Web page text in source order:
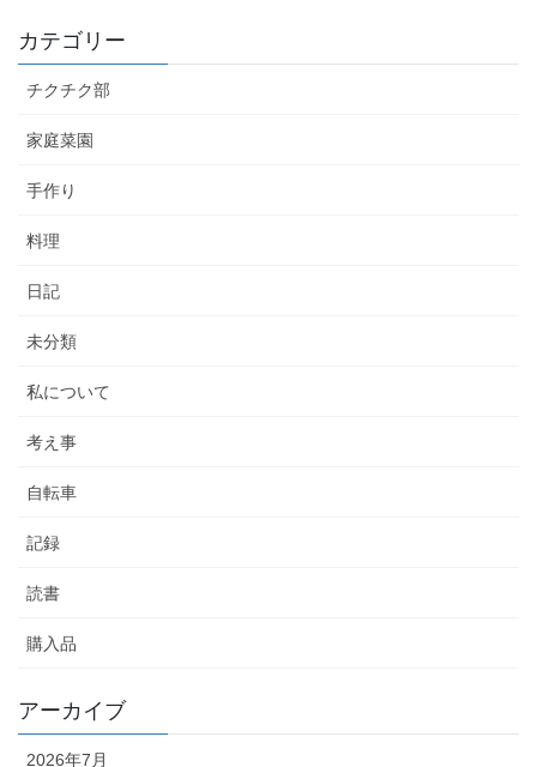
カテゴリー
チクチク部
家庭菜園
手作り
料理
日記
未分類
私について
考え事
自転車
記録
読書
購入品
アーカイブ
2026年7月